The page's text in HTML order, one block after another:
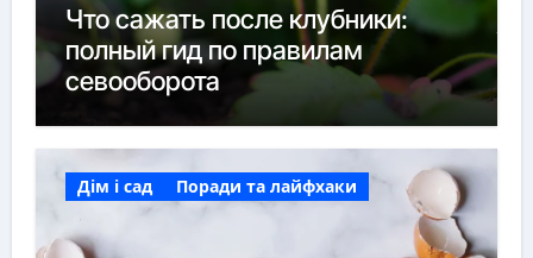
Что сажать после клубники:
полный гид по правилам
севооборота
Дім і сад Поради та лайфхаки